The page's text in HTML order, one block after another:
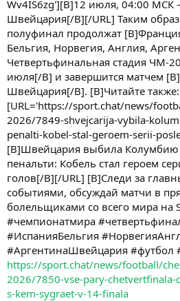
Wv4IS6zg'][B]12 июля, 04:00
Швейцария[/B][/URL] Таким
полуфинал продолжат
Бельгия, Норвегия, Англия,
Четвертьфинальная стадия ЧМ-
июля[/B] и завершится матчем
Швейцария[/B]. [B]Читайте
[URL='https://sport.chat/news/
2026/7849-shvejcarija-vybila-
penalti-kobel-stal-geroem-serii-
[B]Швейцария выбила
пенальти: Кобель стал героем
голов[/B][/URL] [B]Следи за
событиями, обсуждай матчи в
болельщиками со всего мира на
#чемпионатмира
#ИспанияБельгия
#АргентинаШвейцария #футбол
https://sport.chat/news/football/
2026/7850-vse-pary-
s-kem-sygraet-v-14-finala